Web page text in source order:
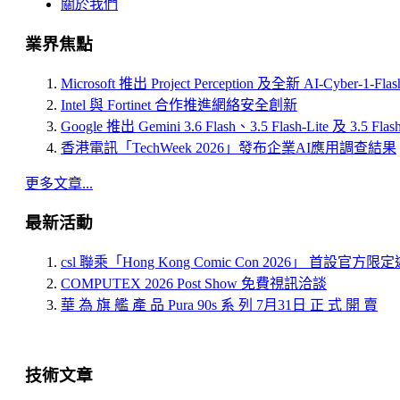
關於我們
業界焦點
Microsoft 推出 Project Perception 及全新 AI-Cyber-1-
Intel 與 Fortinet 合作推進網絡安全創新
Google 推出 Gemini 3.6 Flash、3.5 Flash-Lite 及 3.5
香港電訊「TechWeek 2026」發布企業AI應用調查結果
更多文章...
最新活動
csl 聯乘「Hong Kong Comic Con 2026」 首設官方限定
COMPUTEX 2026 Post Show 免費視訊洽談
華 為 旗 艦 產 品 Pura 90s 系 列 7月31日 正 式 開 賣
技術文章